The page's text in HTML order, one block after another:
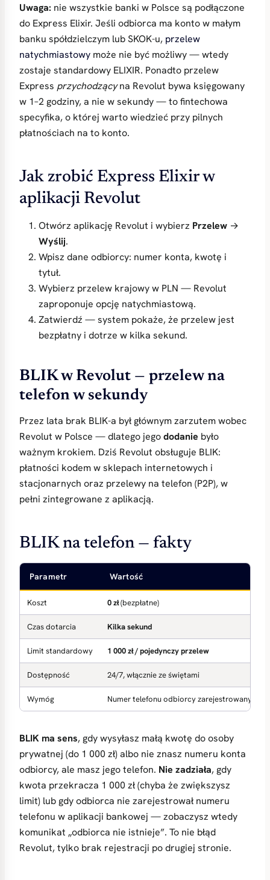
Uwaga: nie wszystkie banki w Polsce są podłączone
do Express Elixir. Jeśli odbiorca ma konto w małym
banku spółdzielczym lub SKOK-u, przelew
natychmiastowy może nie być możliwy — wtedy
zostaje standardowy ELIXIR. Ponadto przelew
Express przychodzącyna Revolut bywa księgowany
w 1–2 godziny, a nie w sekundy — to fintechowa
specyfika, o której warto wiedzieć przy pilnych
płatnościach na to konto.
Jak zrobić Express Elixir w
aplikacji Revolut
Otwórz aplikację Revolut i wybierz Przelew →
Wyślij.
Wpisz dane odbiorcy: numer konta, kwotę i
tytuł.
Wybierz przelew krajowy w PLN — Revolut
zaproponuje opcję natychmiastową.
Zatwierdź — system pokaże, że przelew jest
bezpłatny i dotrze w kilka sekund.
BLIK w Revolut — przelew na
telefon w sekundy
Przez lata brak BLIK-a był głównym zarzutem wobec
Revolut w Polsce — dlatego jegododanie było
ważnym krokiem. Dziś Revolut obsługuje BLIK:
płatności kodem w sklepach internetowych i
stacjonarnych oraz przelewy na telefon (P2P), w
pełni zintegrowane z aplikacją.
BLIK na telefon — fakty
Parametr Wartość
Koszt 0 zł(bezpłatne)
Czas dotarcia Kilka sekund
Limit standardowy 1 000 zł / pojedynczy przelew
Dostępność 24/7, włącznie ze świętami
Wymóg Numer telefonu odbiorcy zarejestrowany w
BLIK ma sens, gdy wysyłasz małą kwotę do osoby
prywatnej (do 1 000 zł) albo nie znasz numeru konta
odbiorcy, ale masz jego telefon. Nie zadziała, gdy
kwota przekracza 1 000 zł (chyba że zwiększysz
limit) lub gdy odbiorca nie zarejestrował numeru
telefonu w aplikacji bankowej — zobaczysz wtedy
komunikat „odbiorca nie istnieje”. To nie błąd
Revolut, tylko brak rejestracji po drugiej stronie.